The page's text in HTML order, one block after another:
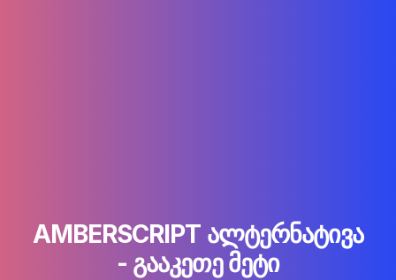
AMBERSCRIPT ᲐᲚᲢᲔᲠᲜᲐᲢᲘᲕᲐ
- ᲒᲐᲐᲙᲔᲗᲔ ᲛᲔᲢᲘ